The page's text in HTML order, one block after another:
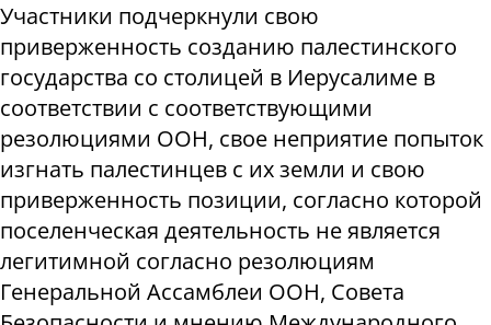
Участники подчеркнули свою
приверженность созданию палестинского
государства со столицей в Иерусалиме в
соответствии с соответствующими
резолюциями ООН, свое неприятие попыток
изгнать палестинцев с их земли и свою
приверженность позиции, согласно которой
поселенческая деятельность не является
легитимной согласно резолюциям
Генеральной Ассамблеи ООН, Совета